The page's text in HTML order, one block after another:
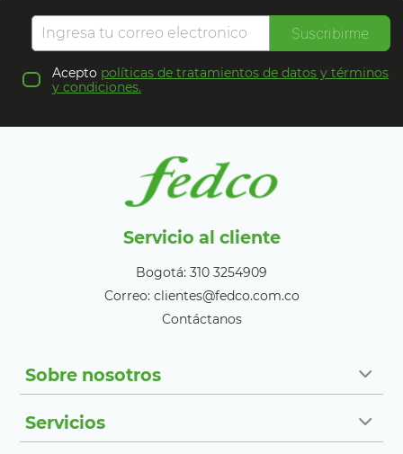
Suscribirme
Acepto políticas de tratamientos de datos y términos
y condiciones.
Servicio al cliente
Bogotá: 310 3254909
Correo: clientes@fedco.com.co
Contáctanos
Sobre nosotros
Servicios